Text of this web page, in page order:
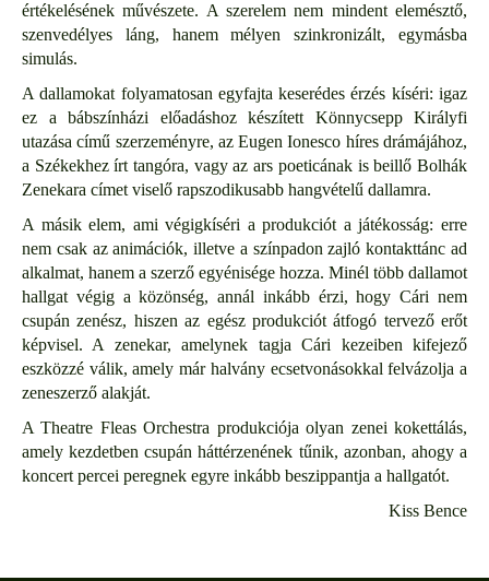
értékelésének művészete. A szerelem nem mindent elemésztő,
szenvedélyes láng, hanem mélyen szinkronizált, egymásba
simulás.
A dallamokat folyamatosan egyfajta keserédes érzés kíséri: igaz
ez a bábszínházi előadáshoz készített Könnycsepp Királyfi
utazása című szerzeményre, az Eugen Ionesco híres drámájához,
a Székekhez írt tangóra, vagy az ars poeticának is beillő Bolhák
Zenekara címet viselő rapszodikusabb hangvételű dallamra.
A másik elem, ami végigkíséri a produkciót a játékosság: erre
nem csak az animációk, illetve a színpadon zajló kontakttánc ad
alkalmat, hanem a szerző egyénisége hozza. Minél több dallamot
hallgat végig a közönség, annál inkább érzi, hogy Cári nem
csupán zenész, hiszen az egész produkciót átfogó tervező erőt
képvisel. A zenekar, amelynek tagja Cári kezeiben kifejező
eszközzé válik, amely már halvány ecsetvonásokkal felvázolja a
zeneszerző alakját.
A Theatre Fleas Orchestra produkciója olyan zenei kokettálás,
amely kezdetben csupán háttérzenének tűnik, azonban, ahogy a
koncert percei peregnek egyre inkább beszippantja a hallgatót.
Kiss Bence